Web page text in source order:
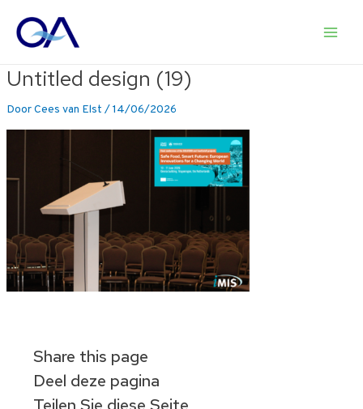
naar
Untitled design (19)
DoorCees van Elst /14/06/2026
Share this page
Deel deze pagina
Teilen Sie diese Seite